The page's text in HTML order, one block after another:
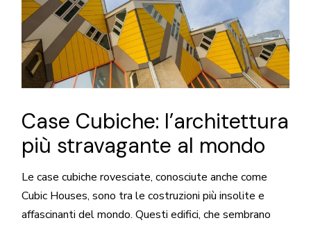
Case Cubiche: l’architettura
più stravagante al mondo
Le case cubiche rovesciate, conosciute anche come
Cubic Houses, sono tra le costruzioni più insolite e
affascinanti del mondo. Questi edifici, che sembrano